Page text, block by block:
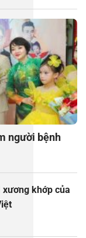
người bệnh
xương khớp của